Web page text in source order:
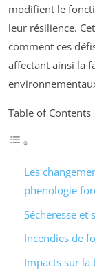
modifient le
leur résilience.
comment ces
affectant ainsi la
Table of Contents
Les
phenologie
Sécheresse
Incendies de
Impacts sur